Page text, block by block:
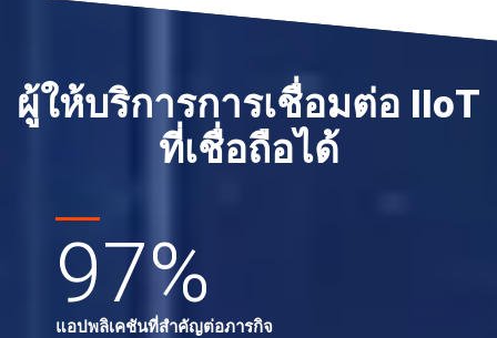
ผู้ให้บริการการเชื่อมต่อ IIoT
ที่เชื่อถือได้
97%
แอปพลิเคชันที่สำคัญต่อภารกิจ